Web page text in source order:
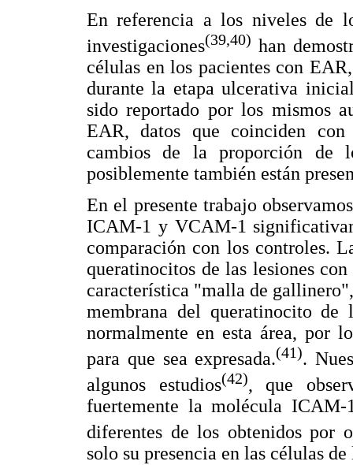
En referencia a los niveles de
investigaciones(39,40) han
células en los pacientes con
durante la etapa ulcerativa
sido reportado por los mismos
EAR, datos que coinciden
cambios de la proporción de
posiblemente también están
En el presente trabajo
ICAM-1 y VCAM-1
comparación con los controles.
queratinocitos de las lesiones
característica "malla de
membrana del queratinocito
normalmente en esta área, por
para que sea expresada.(41).
algunos estudios(42), que
fuertemente la molécula
diferentes de los obtenidos por
solo su presencia en las células de